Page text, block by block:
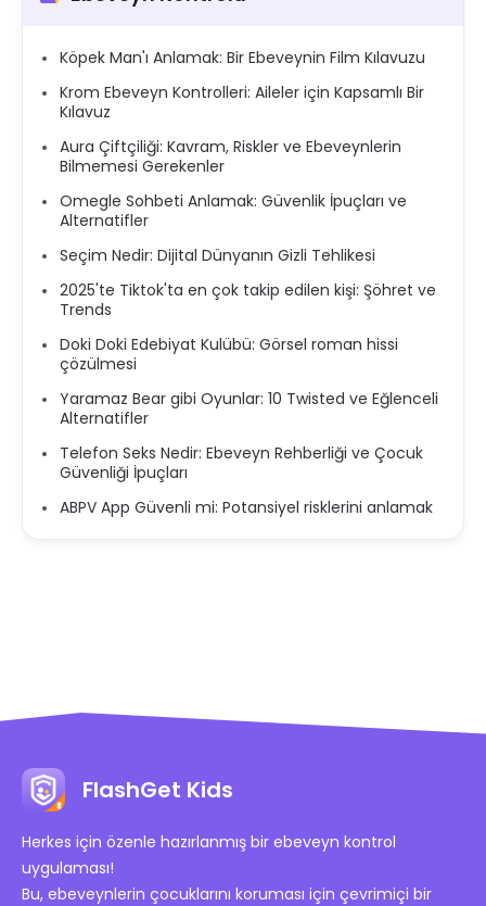
Köpek Man'ı Anlamak: Bir Ebeveynin Film Kılavuzu
Krom Ebeveyn Kontrolleri: Aileler için Kapsamlı Bir
Kılavuz
Aura Çiftçiliği: Kavram, Riskler ve Ebeveynlerin
Bilmemesi Gerekenler
Omegle Sohbeti Anlamak: Güvenlik İpuçları ve
Alternatifler
Seçim Nedir: Dijital Dünyanın Gizli Tehlikesi
2025'te Tiktok'ta en çok takip edilen kişi: Şöhret ve
Trends
Doki Doki Edebiyat Kulübü: Görsel roman hissi
çözülmesi
Yaramaz Bear gibi Oyunlar: 10 Twisted ve Eğlenceli
Alternatifler
Telefon Seks Nedir: Ebeveyn Rehberliği ve Çocuk
Güvenliği İpuçları
ABPV App Güvenli mi: Potansiyel risklerini anlamak
FlashGet Kids
Herkes için özenle hazırlanmış bir ebeveyn kontrol
uygulaması!
Bu, ebeveynlerin çocuklarını koruması için çevrimiçi bir